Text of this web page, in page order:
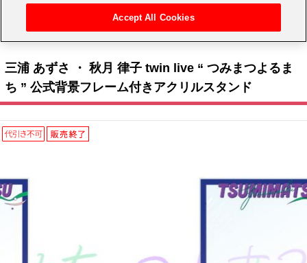
ゲーム 電子書籍
ASOBI TICKET ASOBI STAGE
プレミアム会員とは
アイドルマスター SideM
アイドルマスター シャイニーカラーズ
アイドルマスター シリーズ>アイドルマスター
三浦 あずさ ・ 秋月 律子 twin live “ つみまつよるま
ち ” 公式背景フレーム付きアクリルスタンド
Accept All Cookies